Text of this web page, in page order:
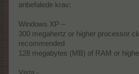
anbefalede krav:
Windows XP –
300 megahertz or higher processor
recommended
128 megabytes (MB) of RAM or